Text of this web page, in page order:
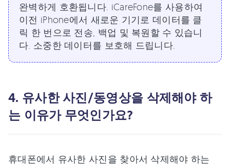
완벽하게 호환됩니다. iCareFone를 사용하여
이전 iPhone에서 새로운 기기로 데이터를 클
릭 한 번으로 전송, 백업 및 복원할 수 있습니
다. 소중한 데이터를 보호해 드립니다.
4. 유사한 사진/동영상을 삭제해야 하
는 이유가 무엇인가요?
휴대폰에서 유사한 사진을 찾아서 삭제해야 하는